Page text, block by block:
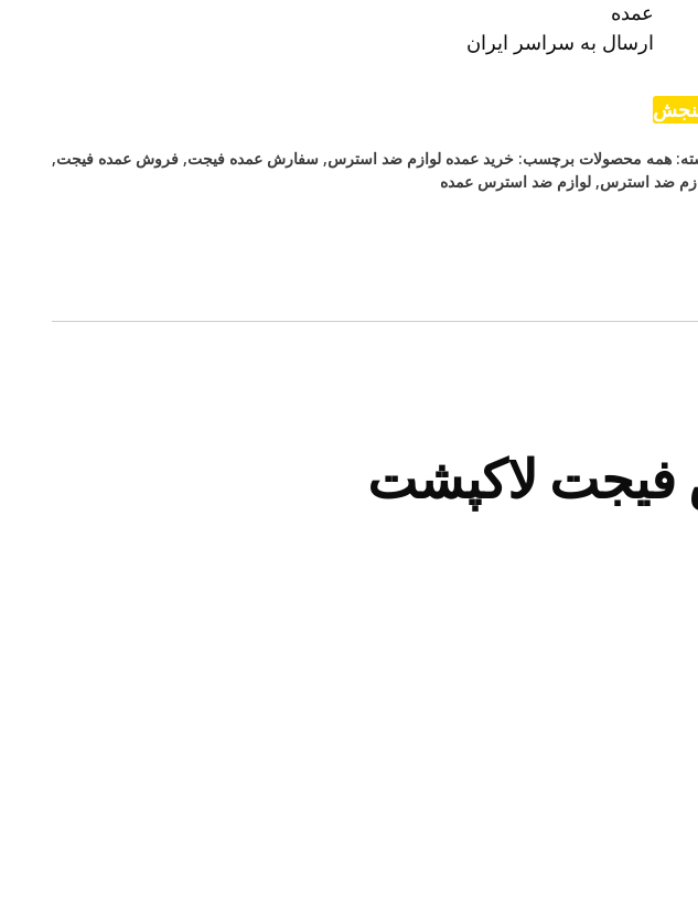
عمده
ارسال به سراسر ایران
همه محصولات برچسب: خرید عمده لوازم ضد استرس, سفارش عمده فیجت, فروش عمده فیجت,
ضد استرس, لوازم ضد استرس عمده
فیجت لاکپشت